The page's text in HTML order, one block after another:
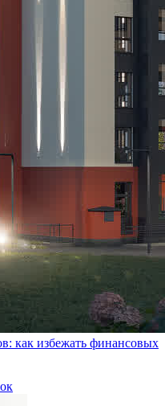
как избежать финансовых